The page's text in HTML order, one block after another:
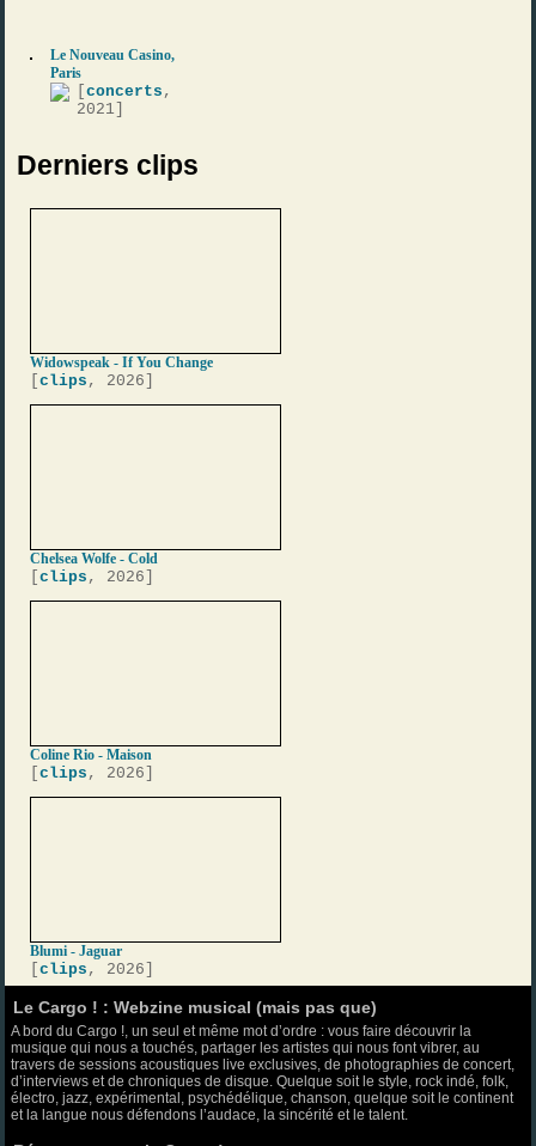
Le Nouveau Casino,
Paris
[concerts ,
2021]
Derniers clips
Widowspeak - If You Change
[clips , 2026]
Chelsea Wolfe - Cold
[clips , 2026]
Coline Rio - Maison
[clips , 2026]
Blumi - Jaguar
[clips , 2026]
Le Cargo ! : Webzine musical (mais pas que)
A bord du Cargo !, un seul et même mot d’ordre : vous faire découvrir la
musique qui nous a touchés, partager les artistes qui nous font vibrer, au
travers de sessions acoustiques live exclusives, de photographies de concert,
d’interviews et de chroniques de disque. Quelque soit le style, rock indé, folk,
électro, jazz, expérimental, psychédélique, chanson, quelque soit le continent
et la langue nous défendons l’audace, la sincérité et le talent.